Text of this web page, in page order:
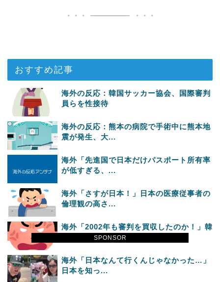
SPONSOR
おすすめ記事
海外の反応：韓国サッカー協会、国際審判
員らを性接待
海外の反応：熊本の病院で手術中に熊本地
震が発生、大...
海外「先進国で日本だけパスポート所有率
が低すぎる、...
海外「さすが日本！」日本の医療従事者の
倫理観の高さ...
海外「2002年も審判を買収したのか！」韓
国サッカ...
海外「日本なんて行くんじゃなかった…」
日本を知っ...